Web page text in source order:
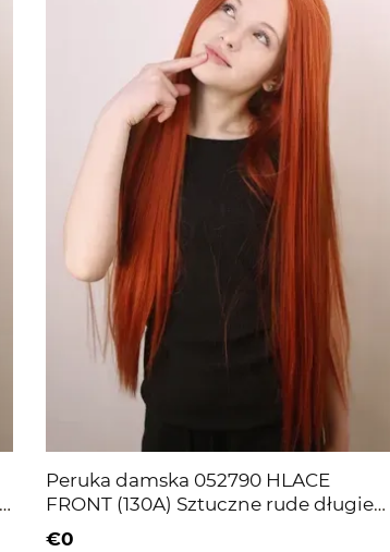
Peruka damska 052790 HLACE
FRONT (130A) Sztuczne rude długie
włosy
€0